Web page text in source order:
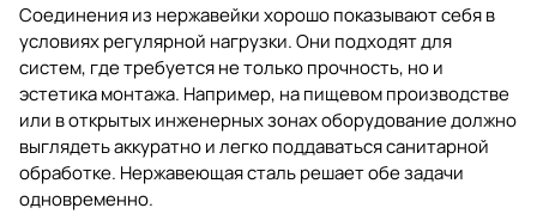
Соединения из нержавейки хорошо показывают себя в
условиях регулярной нагрузки. Они подходят для
систем, где требуется не только прочность, но и
эстетика монтажа. Например, на пищевом производстве
или в открытых инженерных зонах оборудование должно
выглядеть аккуратно и легко поддаваться санитарной
обработке. Нержавеющая сталь решает обе задачи
одновременно.